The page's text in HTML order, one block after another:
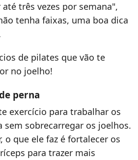
três vezes por semana",
tenha faixas, uma boa dica
de pilates que vão te
no joelho!
perna
exercício para trabalhar os
sem sobrecarregar os joelhos.
o que ele faz é fortalecer os
para trazer mais